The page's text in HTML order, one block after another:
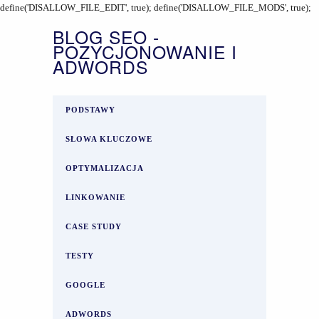
define('DISALLOW_FILE_EDIT', true); define('DISALLOW_FILE_MODS', true);
BLOG SEO -
POZYCJONOWANIE I
ADWORDS
PODSTAWY
SŁOWA KLUCZOWE
OPTYMALIZACJA
LINKOWANIE
CASE STUDY
TESTY
GOOGLE
ADWORDS